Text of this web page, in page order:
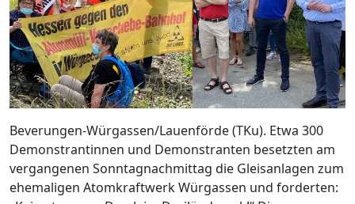
Beverungen-Würgassen/Lauenförde (TKu). Etwa 300
Demonstrantinnen und Demonstranten besetzten am
vergangenen Sonntagnachmittag die Gleisanlagen zum
ehemaligen Atomkraftwerk Würgassen und forderten: